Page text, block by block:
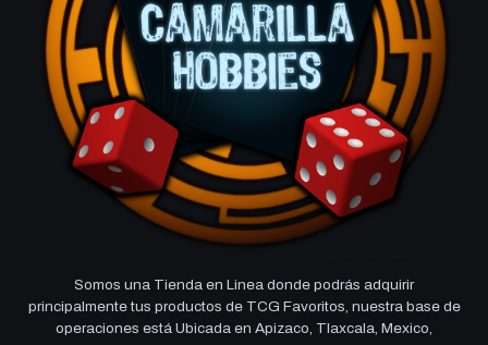
Somos una Tienda en Linea donde podrás adquirir
principalmente tus productos de TCG Favoritos, nuestra base de
operaciones está Ubicada en Apizaco, Tlaxcala, Mexico,